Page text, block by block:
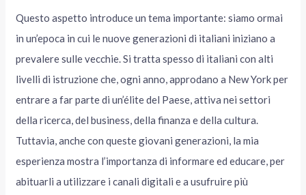
Questo aspetto introduce un tema importante: siamo ormai
in un’epoca in cui le nuove generazioni di italiani iniziano a
prevalere sulle vecchie. Si tratta spesso di italiani con alti
livelli di istruzione che, ogni anno, approdano a New York per
entrare a far parte di un’élite del Paese, attiva nei settori
della ricerca, del business, della finanza e della cultura.
Tuttavia, anche con queste giovani generazioni, la mia
esperienza mostra l’importanza di informare ed educare, per
abituarli a utilizzare i canali digitali e a usufruire più